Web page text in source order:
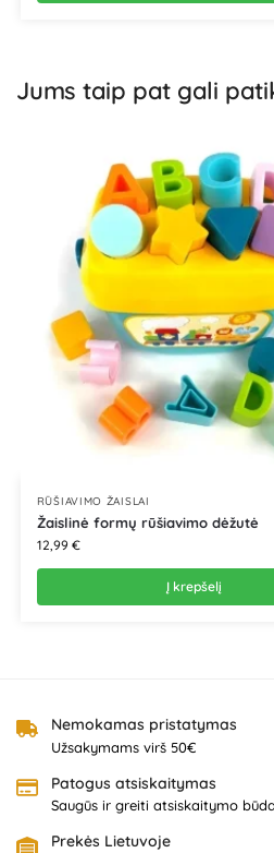
Jums taip pat gali
RŪŠIAVIMO ŽAISLAI
Žaislinė formų rūšiavimo dėžutė
12,99 €
Į krepšelį
Nemokamas pristatymas
Užsakymams virš 50€
Patogus atsiskaitymas
Saugūs ir greiti atsiskaitymo
Prekės Lietuvoje